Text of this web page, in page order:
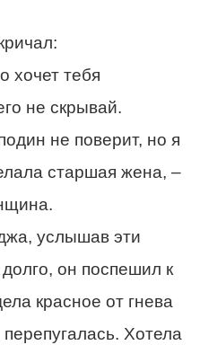
хочет тебя
не скрывай.
не поверит, но я
старшая жена, –
услышав эти
он поспешил к
красное от гнева
Хотела